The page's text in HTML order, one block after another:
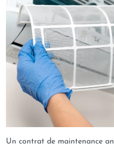
Un contrat de maintenance